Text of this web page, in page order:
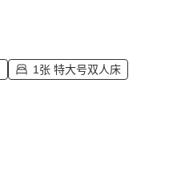
1张 特大号双人床